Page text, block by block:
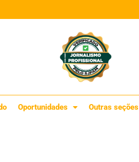
Oportunidades Outras seções